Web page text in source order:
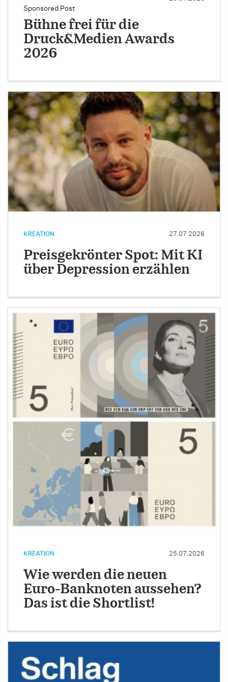
Sponsored Post
Bühne frei für die
Druck&Medien Awards
2026
KREATION 27.07.2026
Preisgekrönter Spot: Mit KI
über Depression erzählen
KREATION 25.07.2026
Wie werden die neuen
Euro-Banknoten aussehen?
Das ist die Shortlist!